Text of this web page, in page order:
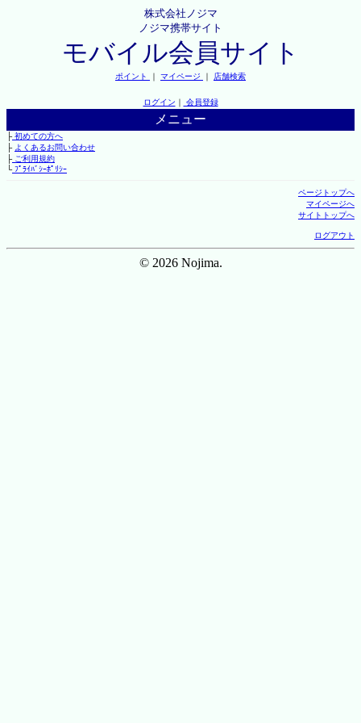
株式会社ノジマ
ノジマ携帯サイト
モバイル会員サイト
ポイント ｜ マイページ ｜ 店舗検索
ログイン ｜ 会員登録
メニュー
├初めての方へ
├ よくあるお問い合わせ
├ご利用規約
└ﾌﾟﾗｲﾊﾞｼｰﾎﾟﾘｼｰ
ページトップへ
マイページへ
サイトトップへ
ログアウト
© 2026 Nojima.